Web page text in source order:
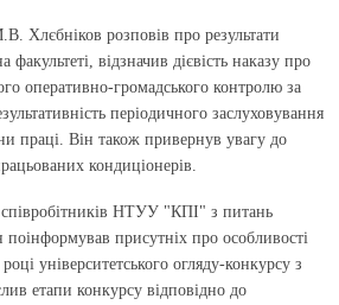
Хлєбніков розповів про результати
відзначив дієвість наказу про
оперативно-громадського контролю за
періодичного заслуховування
праці. Він також привернув увагу до
кондиціонерів.
співробітників НТУУ "КПІ" з питань
присутніх про особливості
університетського огляду-конкурсу з
етапи конкурсу відповідно до